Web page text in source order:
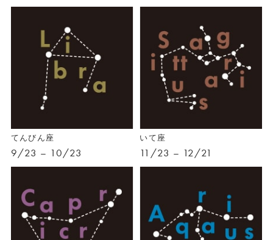
てんびん座
9/23 – 10/23
いて座
11/23 – 12/21